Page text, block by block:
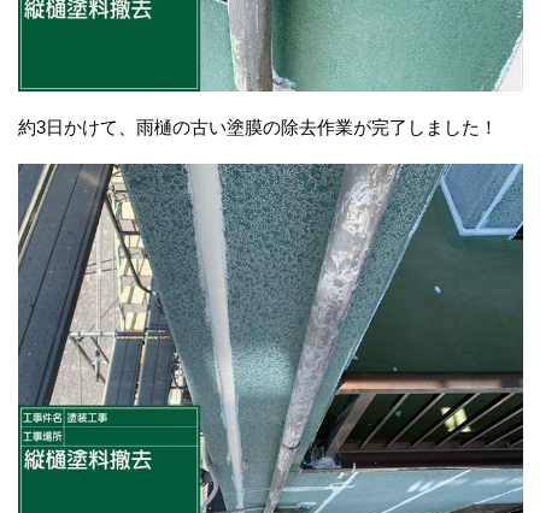
約3日かけて、雨樋の古い塗膜の除去作業が完了しました！